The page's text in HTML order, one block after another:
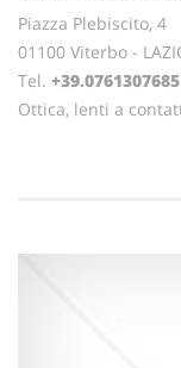
Piazza Plebiscito, 4
01100 Viterbo -
Tel. +39.0761307685
Ottica, lenti a